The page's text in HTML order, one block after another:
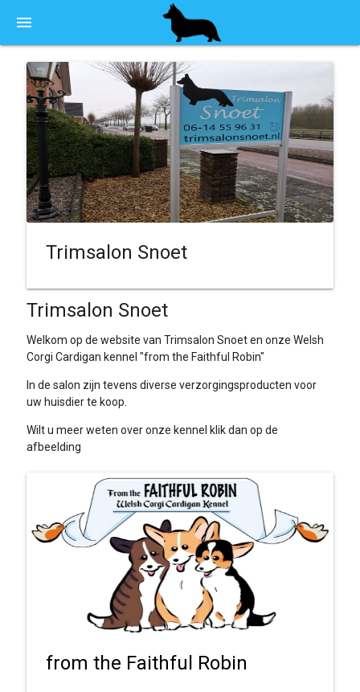
menu
Trimsalon Snoet
Trimsalon Snoet
Welkom op de website van Trimsalon Snoet en onze Welsh
Corgi Cardigan kennel "from the Faithful Robin"
In de salon zijn tevens diverse verzorgingsproducten voor
uw huisdier te koop.
Wilt u meer weten over onze kennel klik dan op de
afbeelding
from the Faithful Robin